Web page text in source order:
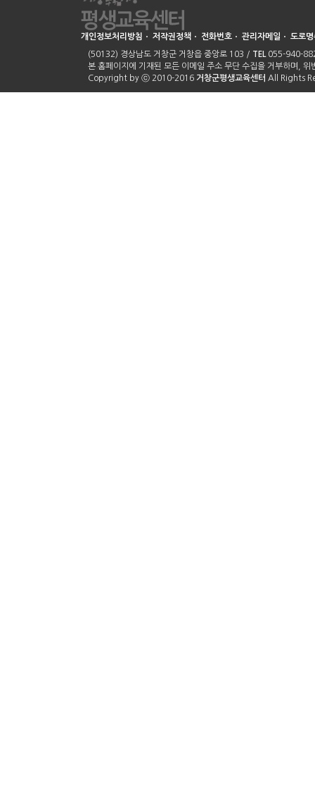
개인정보처리방침 ㆍ 저작권정책 ㆍ 전화번호 ㆍ 관리자메일 ㆍ 도로명
(50132) 경상남도 거창군 거창읍 중앙로 103 / TEL 055-940-
본 홈페이지에 기재된 모든 이메일 주소 무단 수집을 거부하며,
Copyright by ⓒ 2010-2016 거창군평생교육센터 All Rights